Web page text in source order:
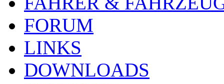
FORUM
LINKS
DOWNLOADS